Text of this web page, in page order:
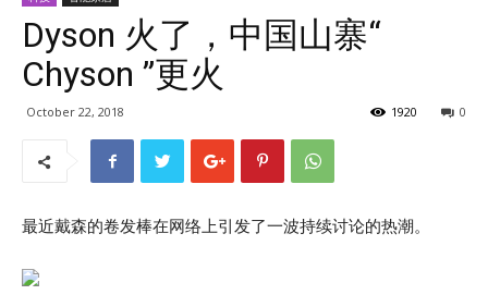
Dyson 火了，中国山寨“
Chyson ”更火
October 22, 2018 0
1920
最近戴森的卷发棒在网络上引发了一波持续讨论的热潮。